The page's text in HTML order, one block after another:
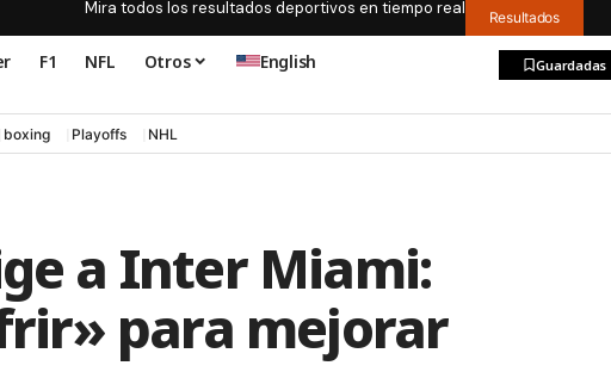
Mira todos los resultados deportivos en tiempo real Resultados
F1 NFL Otros English Guardadas
boxing Playoffs NHL
a Inter Miami:
para mejorar